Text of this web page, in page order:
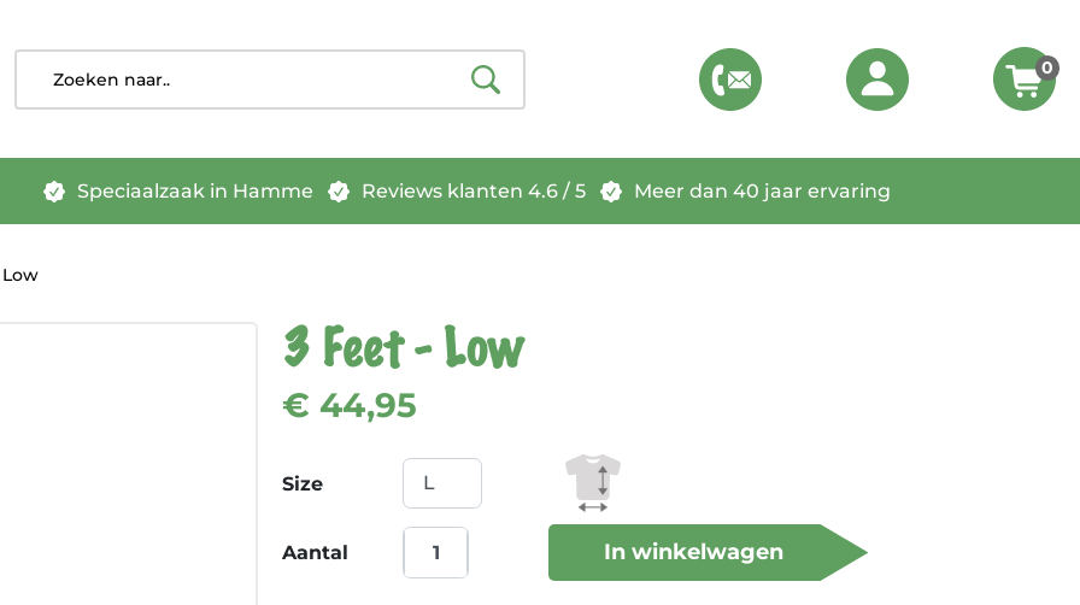
0
Speciaalzaak in Hamme Reviews klanten 4.6 / 5 Meer dan 40 jaar ervaring
3 Feet - Low
€ 44,95
Size
Aantal In winkelwagen